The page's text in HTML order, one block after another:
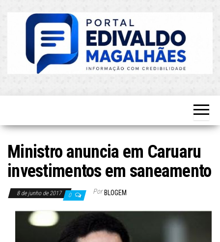
Atualizado!
Ministro anuncia em Caruaru
investimentos em saneamento
8 de junho de 2017 0 Por BLOGEM